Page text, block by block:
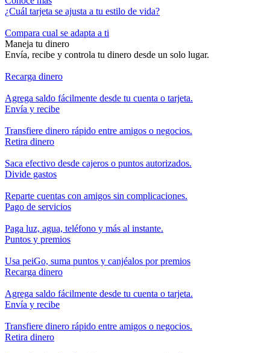
¿Cuál tarjeta se ajusta a tu estilo de vida?
Compara cual se adapta a ti
Maneja tu dinero
Envía, recibe y controla tu dinero desde un solo lugar.
Recarga dinero
Agrega saldo fácilmente desde tu cuenta o tarjeta.
Envía y recibe
Transfiere dinero rápido entre amigos o negocios.
Retira dinero
Saca efectivo desde cajeros o puntos autorizados.
Divide gastos
Reparte cuentas con amigos sin complicaciones.
Pago de servicios
Paga luz, agua, teléfono y más al instante.
Puntos y premios
Usa peiGo, suma puntos y canjéalos por premios
Recarga dinero
Agrega saldo fácilmente desde tu cuenta o tarjeta.
Envía y recibe
Transfiere dinero rápido entre amigos o negocios.
Retira dinero